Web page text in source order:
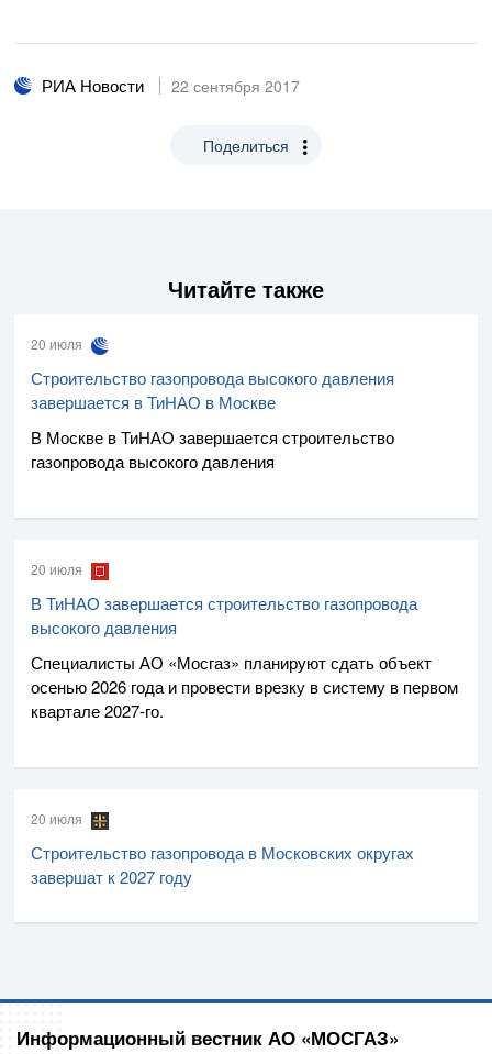
РИА Новости 22 сентября 2017
Поделиться
Читайте также
20 июля
Строительство газопровода высокого давления
завершается в ТиНАО в Москве
В Москве в ТиНАО завершается строительство
газопровода высокого давления
20 июля
В ТиНАО завершается строительство газопровода
высокого давления
Специалисты АО «Мосгаз» планируют сдать объект
осенью 2026 года и провести врезку в систему в первом
квартале2027-го.
20 июля
Строительство газопровода в Московских округах
завершат к 2027 году
Информационный вестник АО «МОСГАЗ»